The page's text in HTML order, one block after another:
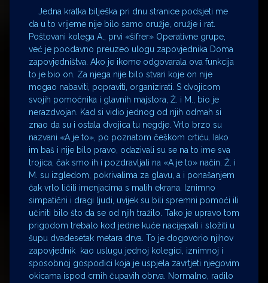
Jedna kratka bilješka pri dnu stranice podsjeti me
da u to vrijeme nije bilo samo oružje, oružje i rat.
Poštovani kolega A., prvi «šifrer» Operativne grupe,
već je poodavno preuzeo ulogu zapovjednika Doma
zapovjedništva. Ako je ikome odgovarala ova funkcija
to je bio on. Za njega nije bilo stvari koje on nije
mogao nabaviti, popraviti, organizirati. S dvojicom
svojih pomoćnika i glavnih majstora, Ž. i M., bio je
nerazdvojan. Kad si vidio jednog od njih odmah si
znao da su i ostala dvojica tu negdje. Vrlo brzo su
nazvani «A je to», po poznatom češkom crtiću. Iako
im baš i nije bilo pravo, odazivali su se na to ime sva
trojica, čak smo ih i pozdravljali na «A je to» način. Ž. i
M. su izgledom, pokrivalima za glavu, a i ponašanjem
čak vrlo ličili imenjacima s malih ekrana. Iznimno
simpatični i dragi ljudi, uvijek su bili spremni pomoći ili
učiniti bilo što da se od njih tražilo. Tako je upravo tom
prigodom trebalo kod jedne kuće nacijepati i složiti u
šupu dvadesetak metara drva. To je dogovorio njihov
zapovjednik kao uslugu jednoj kolegici, iznimnoj i
sposobnoj gospođici koja je uspjela zavrtjeti njegovim
okicama ispod crnih čupavih obrva. Normalno, radilo